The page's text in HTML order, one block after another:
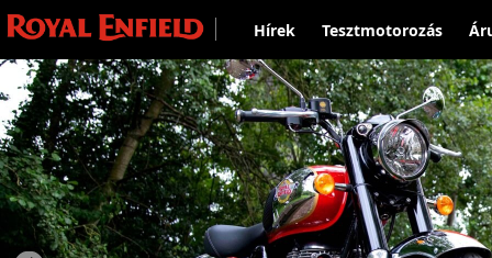
Hírek Tesztmotorozás